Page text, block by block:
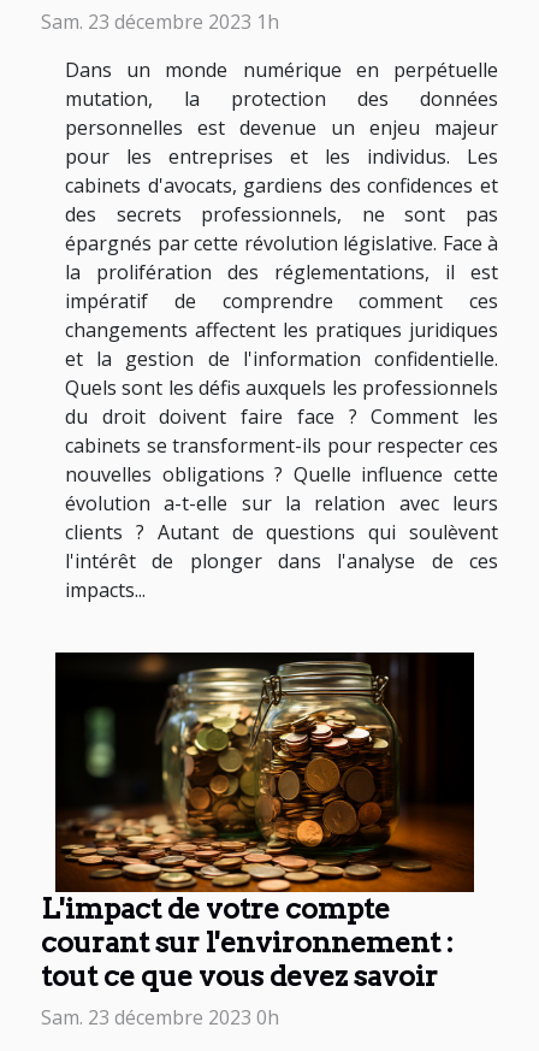
Sam. 23 décembre 2023 1h
Dans un monde numérique en perpétuelle
mutation, la protection des données
personnelles est devenue un enjeu majeur
pour les entreprises et les individus. Les
cabinets d'avocats, gardiens des confidences et
des secrets professionnels, ne sont pas
épargnés par cette révolution législative. Face à
la prolifération des réglementations, il est
impératif de comprendre comment ces
changements affectent les pratiques juridiques
et la gestion de l'information confidentielle.
Quels sont les défis auxquels les professionnels
du droit doivent faire face ? Comment les
cabinets se transforment-ils pour respecter ces
nouvelles obligations ? Quelle influence cette
évolution a-t-elle sur la relation avec leurs
clients ? Autant de questions qui soulèvent
l'intérêt de plonger dans l'analyse de ces
impacts...
L'impact de votre compte
courant sur l'environnement :
tout ce que vous devez savoir
Sam. 23 décembre 2023 0h